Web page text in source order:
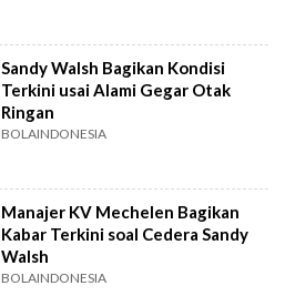
Sandy Walsh Bagikan Kondisi
Terkini usai Alami Gegar Otak
Ringan
BOLAINDONESIA
Manajer KV Mechelen Bagikan
Kabar Terkini soal Cedera Sandy
Walsh
BOLAINDONESIA